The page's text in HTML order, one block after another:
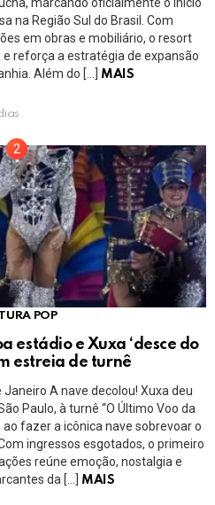
na Região Sul do Brasil. Com
em obras e mobiliário, o resort
reforça a estratégia de expansão
Além do […]
MAIS
POP
estádio e Xuxa ‘desce do
estreia de turnê
A nave decolou! Xuxa deu
Paulo, à turnê “O Último Voo da
ao fazer a icônica nave sobrevoar o
ingressos esgotados, o primeiro
reúne emoção, nostalgia e
da […]
MAIS